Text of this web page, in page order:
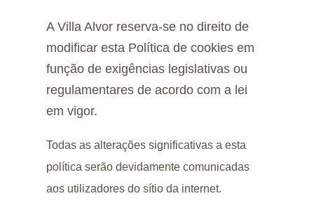
A Villa Alvor reserva-se no direito de
modificar esta Política de cookies em
função de exigências legislativas ou
regulamentares de acordo com a lei
em vigor.
Todas as alterações significativas a esta
política serão devidamente comunicadas
aos utilizadores do sítio da internet.